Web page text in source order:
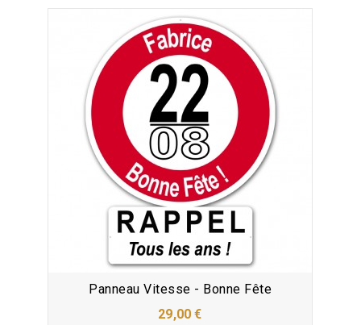
Panneau Vitesse - Bonne Fête
29,00 €